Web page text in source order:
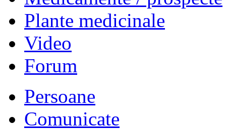
Plante medicinale
Video
Forum
Persoane
Comunicate